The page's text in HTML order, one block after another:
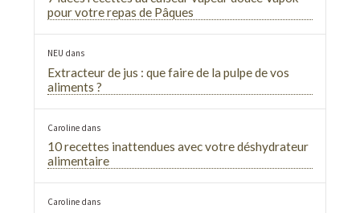
pour votre repas de Pâques
NEU dans
Extracteur de jus : que faire de la pulpe de vos
aliments ?
Carolinedans
10 recettes inattendues avec votre déshydrateur
alimentaire
Carolinedans